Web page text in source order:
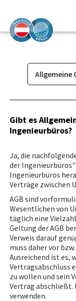
NICHT
Allgemeine
Das
Aon
Gibt es
Ingenieurbüros?
Ja, die
der
Ingenieurbüros
Verträge zwischen
AGB sind
Wesentlichen von
täglich eine
Geltung der AGB
Verweis darauf
muss daher vor
Ausreichend ist es,
Vertragsabschluss
zu wollen und sein
Vertrag abschließt.
verwenden.